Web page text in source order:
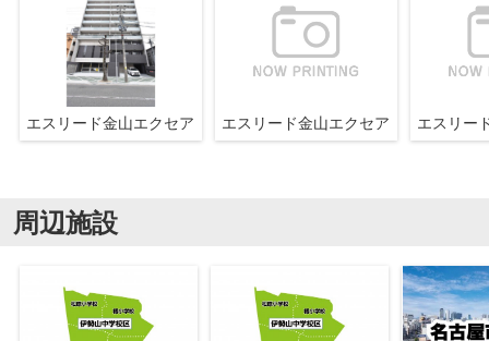
エスリード金山エクセア エスリード金山エクセア エスリー
周辺施設